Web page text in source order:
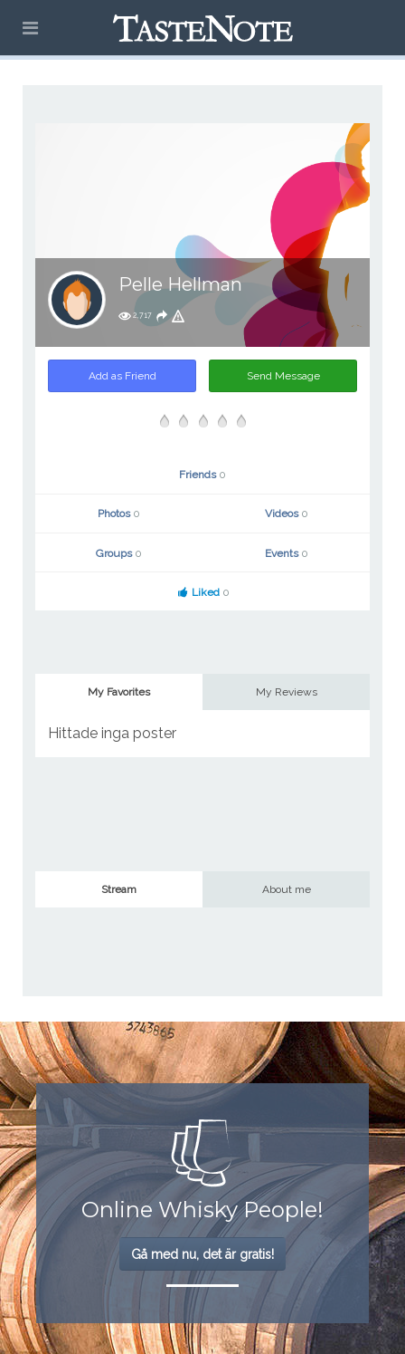
Pelle Hellman
2,717
Add as Friend Send Message
Friends 0
Photos 0 Videos 0
Groups 0 Events 0
Liked 0
My Favorites My Reviews
Hittade inga poster
Stream About me
Online Whisky People!
Gå med nu, det är gratis!